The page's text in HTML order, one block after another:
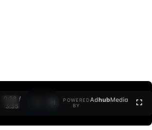
0:30 /
3:35
POWERED
BY
AdhubMedia